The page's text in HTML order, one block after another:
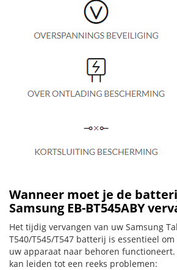
Wanneer moet je de
Samsung EB-BT545ABY
Het tijdig vervangen van uw Samsung
T540/T545/T547 batterij is essentieel
uw apparaat naar behoren
kan leiden tot een reeks problemen: